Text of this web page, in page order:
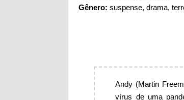
Gênero: suspense, drama,
Andy (Martin
vírus de uma